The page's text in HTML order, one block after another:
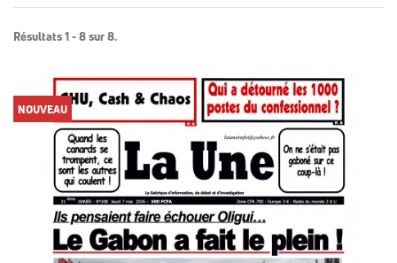
Résultats 1 - 8 sur 8.
NOUVEAU